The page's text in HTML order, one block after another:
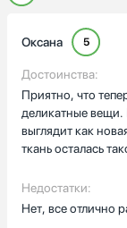
Оксана 5
Достоинства:
Приятно, что
деликатные
выглядит как
ткань осталась
теперь прекрасно
деформировался
просто
Недостатки:
Нет, все отлично